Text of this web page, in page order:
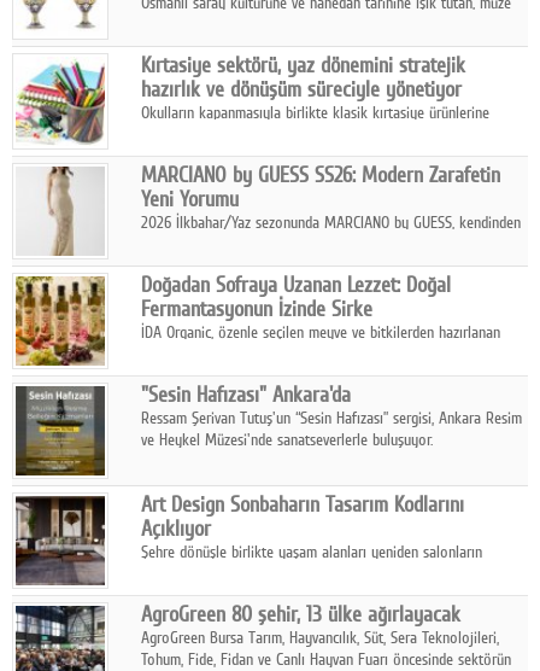
Ağustos'ta Arthill Müzecilik'in düzenleyeceği özel müzayedede
koleksiyonerlerle buluşuyor
Kırtasiye sektörü, yaz dönemini stratejik
hazırlık ve dönüşüm süreciyle yönetiyor
Okulların kapanmasıyla birlikte klasik kırtasiye ürünlerine
sanat ve eğitici aktivite ürünleriyle dinamik bir biçimde
geçiriyor.
MARCIANO by GUESS SS26: Modern Zarafetin
Yeni Yorumu
2026 İlkbahar/Yaz sezonunda MARCIANO by GUESS, kendinden
Doğadan Sofraya Uzanan Lezzet: Doğal
Fermantasyonun İzinde Sirke
İDA Organic, özenle seçilen meyve ve bitkilerden hazırlanan
sofralarına taşıyor.
"Sesin Hafızası" Ankara'da
Ressam Şerivan Tutuş'un “Sesin Hafızası” sergisi, Ankara Resim
ve Heykel Müzesi'nde sanatseverlerle buluşuyor.
Art Design Sonbaharın Tasarım Kodlarını
Açıklıyor
Şehre dönüşle birlikte yaşam alanları yeniden salonların
sonbaharın tasarım kodlarını açıklıyor.
AgroGreen 80 şehir, 13 ülke ağırlayacak
AgroGreen Bursa Tarım, Hayvancılık, Süt, Sera Teknolojileri,
Tohum, Fide, Fidan ve Canlı Hayvan Fuarı öncesinde sektörün